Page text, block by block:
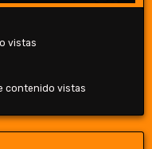
vistas
contenido vistas